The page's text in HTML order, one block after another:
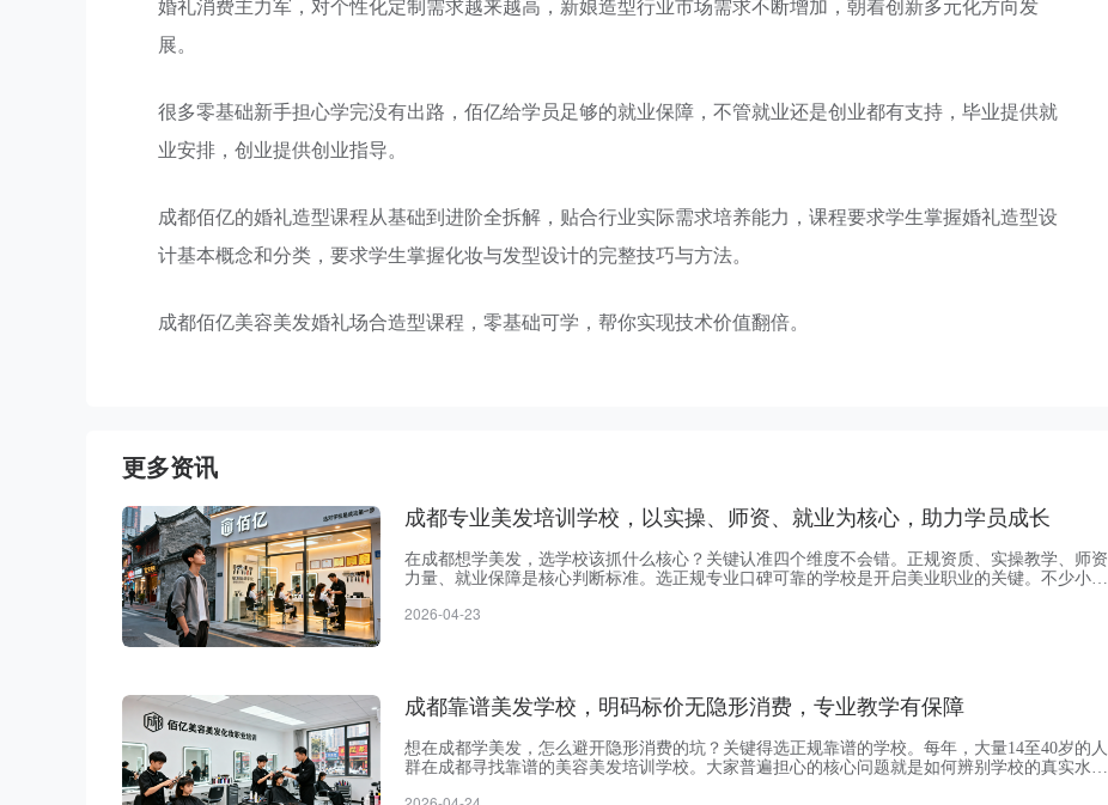
婚礼消费主力军，对个性化定制需求越来越高，新娘造型行业市场需求不断增加，朝着创新多元化方向发
展。
很多零基础新手担心学完没有出路，佰亿给学员足够的就业保障，不管就业还是创业都有支持，毕业提供就
业安排，创业提供创业指导。
成都佰亿的婚礼造型课程从基础到进阶全拆解，贴合行业实际需求培养能力，课程要求学生掌握婚礼造型设
计基本概念和分类，要求学生掌握化妆与发型设计的完整技巧与方法。
成都佰亿美容美发婚礼场合造型课程，零基础可学，帮你实现技术价值翻倍。
更多资讯
成都专业美发培训学校，以实操、师资、就业为核心，助力学员成长
在成都想学美发，选学校该抓什么核心？关键认准四个维度不会错。正规资质、实操教学、师资
力量、就业保障是核心判断标准。选正规专业口碑可靠的学校是开启美业职业的关键。不少小机
资格证。学费在政府备案公开透明，连续26年获评诚信办学机构。第三方排名可见口碑，佰亿在
2026-04-23
成都靠谱美发学校，明码标价无隐形消费，专业教学有保障
想在成都学美发，怎么避开隐形消费的坑？关键得选正规靠谱的学校。每年，大量14至40岁的人
群在成都寻找靠谱的美容美发培训学校。大家普遍担心的核心问题就是如何辨别学校的真实水